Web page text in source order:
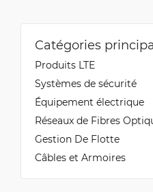
Catégories
Produits LTE
Systèmes de sécurité
Équipement électrique
Réseaux de Fibres
Gestion De Flotte
Câbles et Armoires